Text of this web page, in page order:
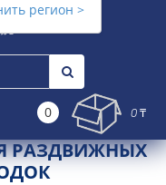
регион >
0 0 ₸
РАЗДВИЖНЫХ